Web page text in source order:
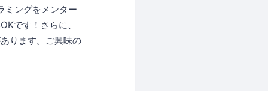
ミングをメンター
です！さらに、
ります。ご興味の